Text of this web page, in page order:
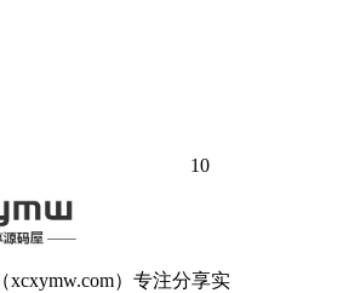
10
xcxymw.com）专注分享实